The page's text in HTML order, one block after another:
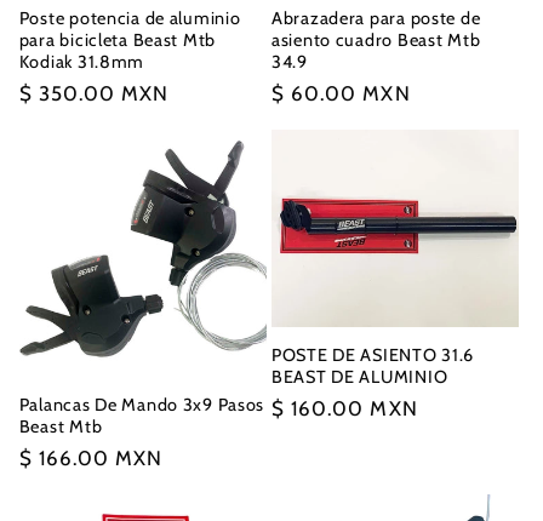
Poste potencia de aluminio
para bicicleta Beast Mtb
Kodiak 31.8mm
Precio
$ 350.00 MXN
Abrazadera para poste de
asiento cuadro Beast Mtb
34.9
Precio
$ 60.00 MXN
Palancas De Mando 3x9 Pasos
Beast Mtb
Precio
$ 166.00 MXN
POSTE DE ASIENTO 31.6
BEAST DE ALUMINIO
Precio
$ 160.00 MXN